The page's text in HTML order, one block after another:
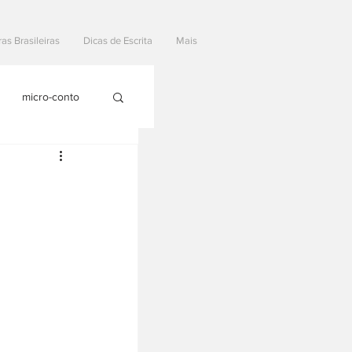
Brasileiras Dicas de Escrita Mais
micro-conto